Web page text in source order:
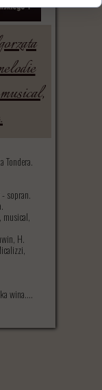
Tondera.
sopran.
H.
wina....